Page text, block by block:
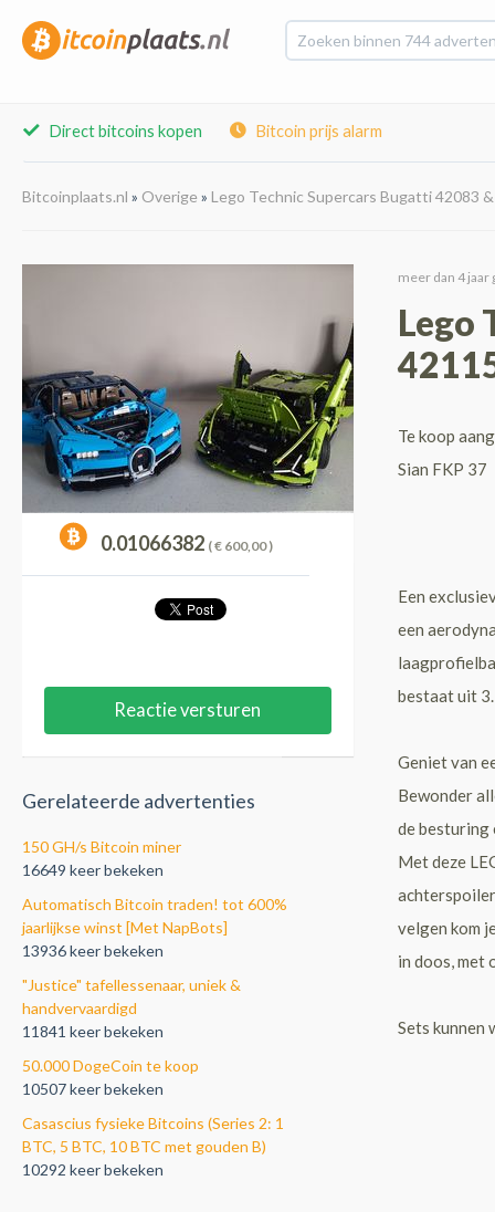
Direct bitcoins kopen Bitcoin prijs alarm
Bitcoinplaats.nl » Overige » Lego Technic Supercars Bugatti 42083
0.01066382 ( € 600,00)
Reactie versturen
Gerelateerde advertenties
150 GH/s Bitcoin miner
16649 keer bekeken
Automatisch Bitcoin traden! tot 600%
jaarlijkse winst [Met NapBots]
13936 keer bekeken
"Justice" tafellessenaar, uniek &
handvervaardigd
11841 keer bekeken
50.000 DogeCoin te koop
10507 keer bekeken
Casascius fysieke Bitcoins (Series 2: 1
BTC, 5 BTC, 10 BTC met gouden B)
10292 keer bekeken
meer dan 4 jaar
Lego
Te koop
Sian FKP 37
Een
een
bestaat uit
Geniet van
Bewonder
de besturing
Met deze
velgen kom
in doos, met
Sets kunnen